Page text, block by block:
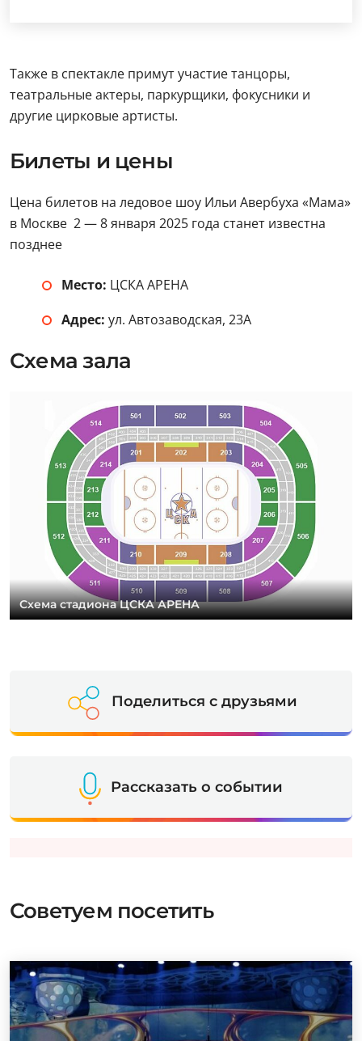
Также в спектакле примут участие танцоры,
театральные актеры, паркурщики, фокусники и
другие цирковые артисты.
Билеты и цены
Цена билетов на ледовое шоу Ильи Авербуха «Мама»
в Москве 2 — 8 января 2025 года станет известна
позднее
Место: ЦСКА АРЕНА
Адрес: ул. Автозаводская, 23А
Схема зала
Схема стадиона ЦСКА АРЕНА
Поделиться с друзьями
Рассказать о событии
Советуем посетить